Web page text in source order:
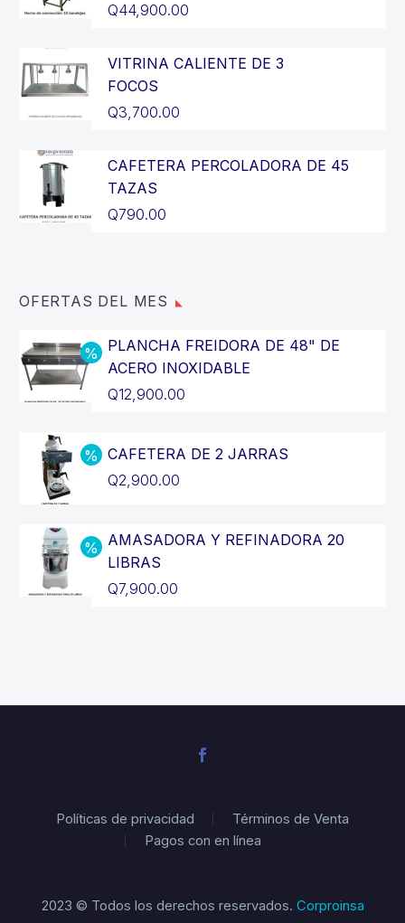
Q44,900.00
VITRINA CALIENTE DE 3
FOCOS
Q3,700.00
CAFETERA PERCOLADORA DE 45
TAZAS
Q790.00
OFERTAS DEL MES
PLANCHA FREIDORA DE 48" DE
ACERO INOXIDABLE
El
original
era:
Q12,900.00
precio
actual
CAFETERA DE 2 JARRAS
El
original
era:
Q3,200.00.
Q2,900.00
precio
actual
es:
AMASADORA Y REFINADORA 20
LIBRAS
El
Q7,900.00
Políticas de privacidad
Términos de Venta
Pagos con en línea
2023 © Todos los derechos reservados. Corproinsa